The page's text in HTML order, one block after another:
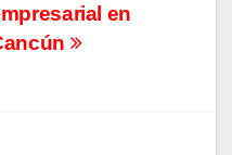
en